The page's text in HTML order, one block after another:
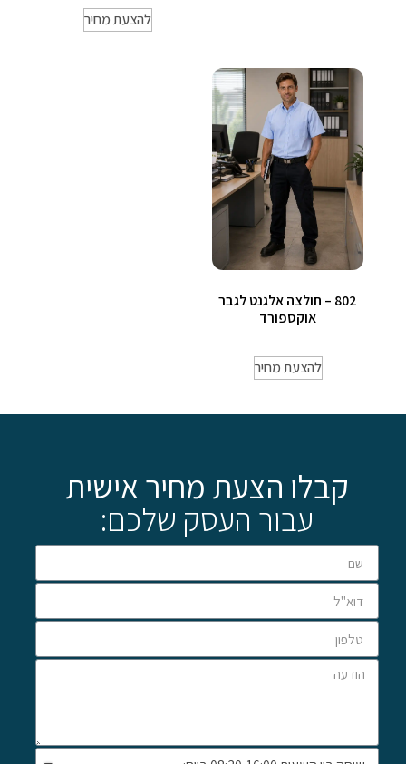
להצעת מחיר
802 – חולצה אלגנט לגבר
אוקספורד
להצעת מחיר
קבלו הצעת מחיר אישית
עבור העסק שלכם: